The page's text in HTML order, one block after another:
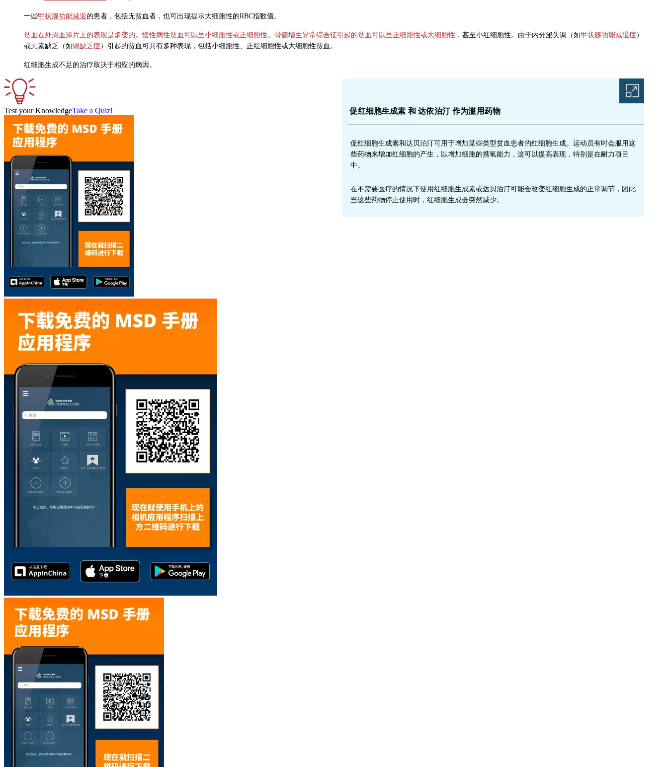
一些甲状腺功能减退的患者，包括无贫血者，也可出现提示大细胞性的RBC指数值。
贫血在外周血涂片上的表现是多变的。慢性病性贫血可以呈小细胞性或正细胞性。 骨髓增生异常综合征引起的贫血可以呈正细胞性或大细胞性 ，甚至小红细胞性。由于内分泌失调（如甲状腺功能减退症 ）
或元素缺乏（如铜缺乏症 ）引起的贫血可具有多种表现，包括小细胞性、正红细胞性或大细胞性贫血。
红细胞生成不足的治疗取决于相应的病因。
促红细胞生成素 和达依泊汀作为滥用药物
促红细胞生成素和达贝泊汀可用于增加某些类型贫血患者的红细胞生成。运动员有时会服用这
些药物来增加红细胞的产生，以增加细胞的携氧能力，这可以提高表现，特别是在耐力项目
中。
在不需要医疗的情况下使用红细胞生成素或达贝泊汀可能会改变红细胞生成的正常调节，因此
当这些药物停止使用时，红细胞生成会突然减少。
Test your KnowledgeTake a Quiz!